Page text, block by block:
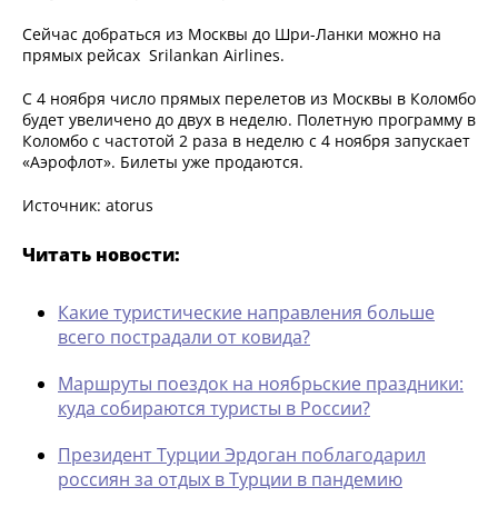
Сейчас добраться из Москвы до Шри-Ланки можно на
прямых рейсах Srilankan Airlines.
С 4 ноября число прямых перелетов из Москвы в Коломбо
будет увеличено до двух в неделю. Полетную программу в
Коломбо с частотой 2 раза в неделю с 4 ноября запускает
«Аэрофлот». Билеты уже продаются.
Источник: atorus
Читать новости:
Какие туристические направления больше
всего пострадали от ковида?
Маршруты поездок на ноябрьские праздники:
куда собираются туристы в России?
Президент Турции Эрдоган поблагодарил
россиян за отдых в Турции в пандемию